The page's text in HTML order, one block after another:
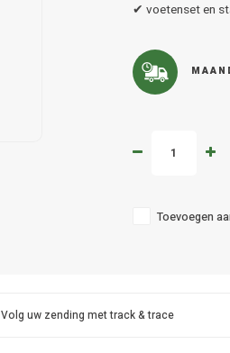
✔ voetenset en
Toevoegen
Volg uw zending met track & trace